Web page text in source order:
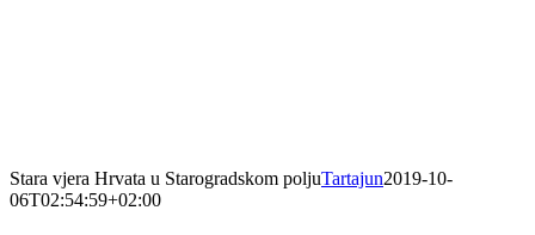
Stara vjera Hrvata u Starogradskom poljuTartajun2019-10-
06T02:54:59+02:00